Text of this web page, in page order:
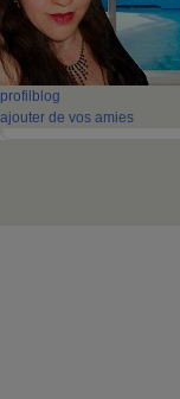
profil blog
ajouter de vos amies